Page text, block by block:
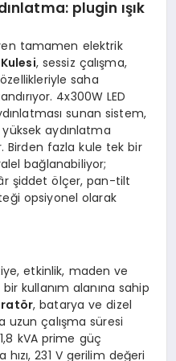
plugin ışık
tamamen elektrik
, sessiz çalışma,
saha
4x300W LED
sunan sistem,
aydınlatma
Birden fazla kule tek bir
bağlanabiliyor;
şiddet ölçer, pan-tilt
opsiyonel olarak
etkinlik, maden ve
kullanım alanına sahip
, batarya ve dizel
uzun çalışma süresi
kVA prime güç
231 V gerilim değeri